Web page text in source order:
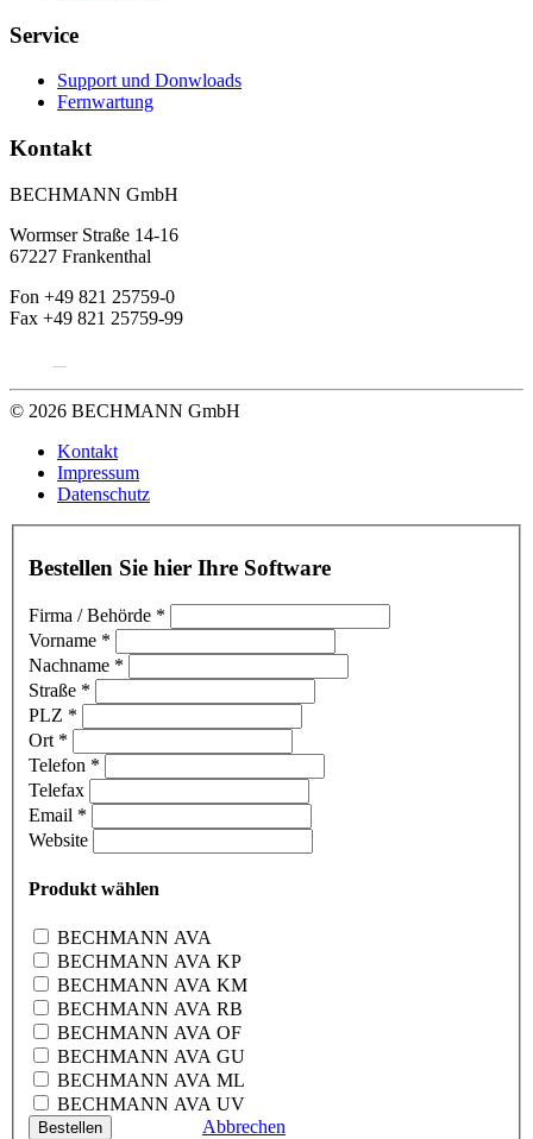
Service
Support und Donwloads
Fernwartung
Kontakt
BECHMANN GmbH
Wormser Straße 14-16
67227 Frankenthal
Fon +49 821 25759-0
Fax +49 821 25759-99
© 2026 BECHMANN GmbH
Kontakt
Impressum
Datenschutz
Bestellen Sie hier Ihre Software
Firma / Behörde *
Vorname *
Nachname *
Straße *
PLZ *
Ort *
Telefon *
Telefax
Email *
Website
Produkt wählen
BECHMANN AVA
BECHMANN AVA KP
BECHMANN AVA KM
BECHMANN AVA RB
BECHMANN AVA OF
BECHMANN AVA GU
BECHMANN AVA ML
BECHMANN AVA UV
Abbrechen